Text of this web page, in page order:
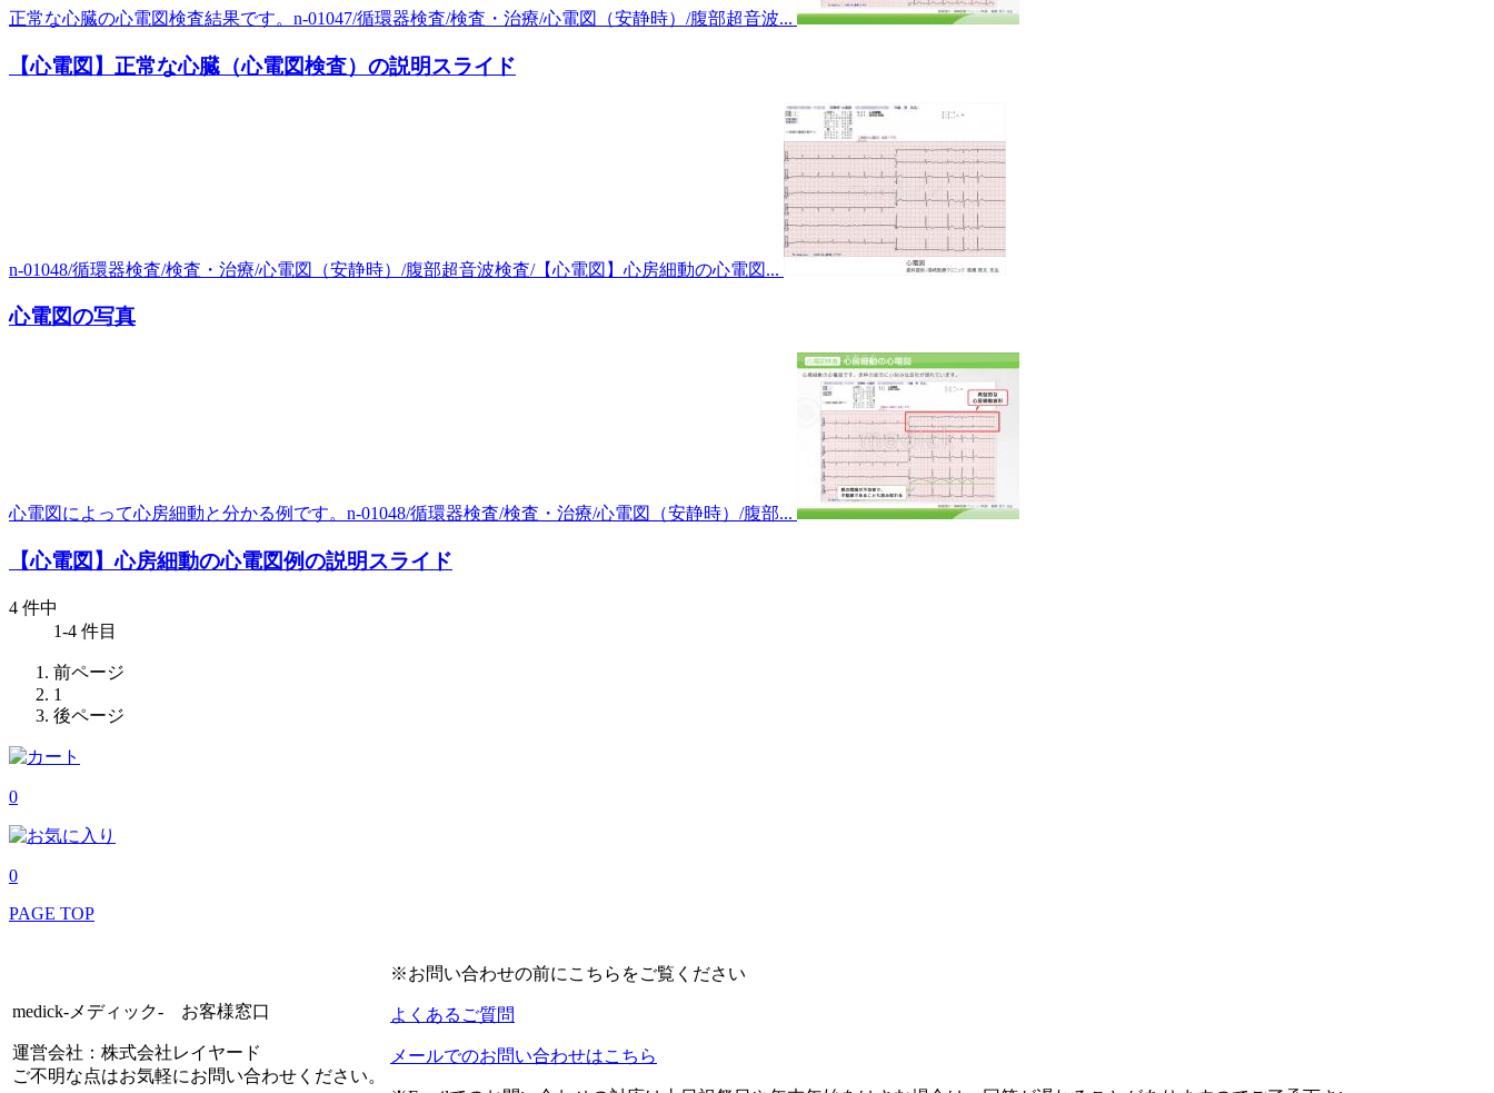
正常な心臓の心電図検査結果です。n-01047/循環器検査/検査・治療/心電図（安静時）/腹部超音波...
【心電図】正常な心臓（心電図検査）の説明スライド
n-01048/循環器検査/検査・治療/心電図（安静時）/腹部超音波検査/【心電図】心房細動の心電図...
心電図の写真
心電図によって心房細動と分かる例です。n-01048/循環器検査/検査・治療/心電図（安静時）/腹部...
【心電図】心房細動の心電図例の説明スライド
4 件中
1-4 件目
前ページ
1
後ページ
0
0
PAGE TOP
medick-メディック- お客様窓口
運営会社：株式会社レイヤード
ご不明な点はお気軽にお問い合わせください。
※お問い合わせの前にこちらをご覧ください
よくあるご質問
メールでのお問い合わせはこちら